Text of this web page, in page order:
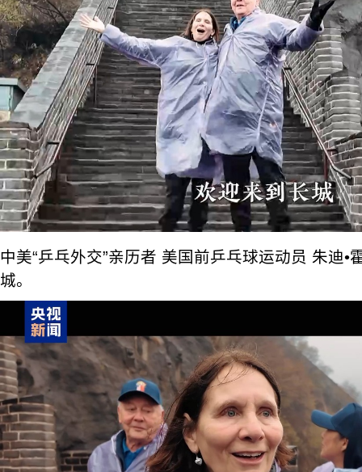
中美“乒乓外交”亲历者 美国前乒乓球运动员 朱迪•
城。